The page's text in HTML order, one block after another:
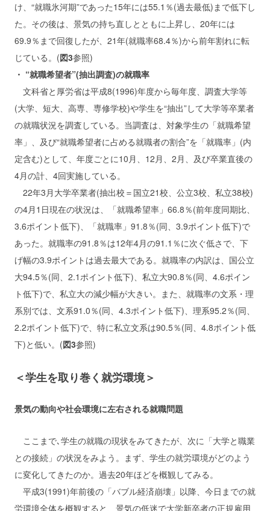
け、“就職氷河期”であった15年には55.1％(過去最低)まで低下し
た。その後は、景気の持ち直しとともに上昇し、20年には
69.9％まで回復したが、21年(就職率68.4％)から前年割れに転
じている。(図3参照)
・ “就職希望者”(抽出調査)の就職率
文科省と厚労省は平成8(1996)年度から毎年度、調査大学等
(大学、短大、高専、専修学校)や学生を“抽出”して大学等卒業者
の就職状況を調査している。当調査は、対象学生の「就職希望
率」、及び“就職希望者に占める就職者の割合”を「就職率」(内
定含む)として、年度ごとに10月、12月、2月、及び卒業直後の
4月の計、4回実施している。
22年3月大学卒業者(抽出校＝国立21校、公立3校、私立38校)
の4月1日現在の状況は、「就職希望率」66.8％(前年度同期比、
3.6ポイント低下)、「就職率」91.8％(同、3.9ポイント低下)で
あった。就職率の91.8％は12年4月の91.1％に次ぐ低さで、下
げ幅の3.9ポイントは過去最大である。就職率の内訳は、国公立
大94.5％(同、2.1ポイント低下)、私立大90.8％(同、4.6ポイン
ト低下)で、私立大の減少幅が大きい。また、就職率の文系・理
系別では、文系91.0％(同、4.3ポイント低下)、理系95.2％(同、
2.2ポイント低下)で、特に私立文系は90.5％(同、4.8ポイント低
下)と低い。(図3参照)
＜学生を取り巻く就労環境＞
景気の動向や社会環境に左右される就職問題
ここまで､学生の就職の現状をみてきたが、次に「大学と職業
との接続」の状況をみよう。まず、学生の就労環境がどのよう
に変化してきたのか。過去20年ほどを概観してみる。
平成3(1991)年前後の「バブル経済崩壊」以降、今日までの就
労環境全体を概観すると、景気の低迷で大学新卒者の正規雇用